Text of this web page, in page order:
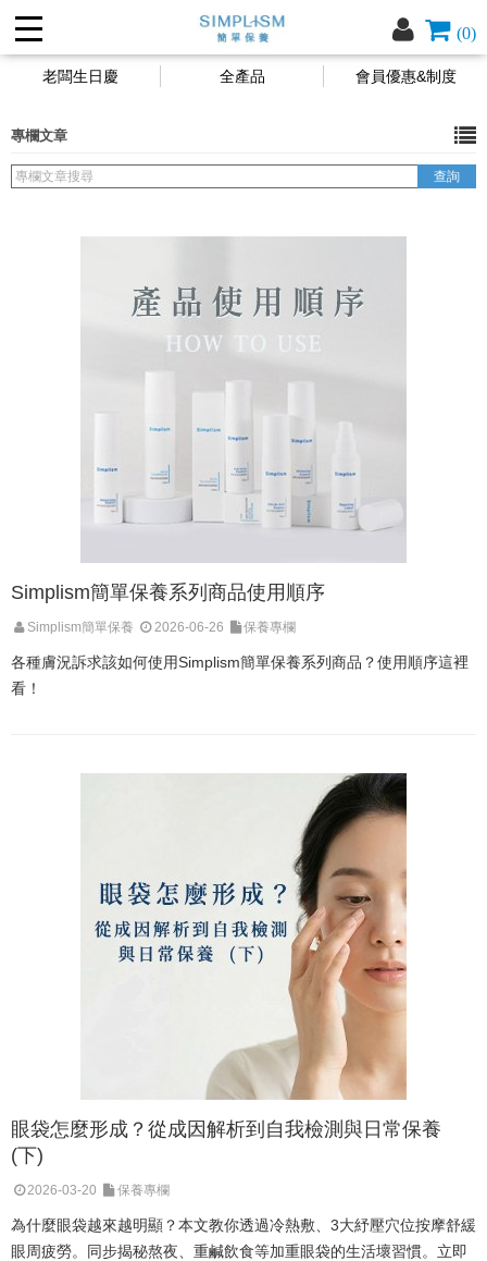
(0)
老闆生日慶 全產品 會員優惠&制度
專欄文章
Simplism簡單保養系列商品使用順序
Simplism簡單保養 2026-06-26 保養專欄
各種膚況訴求該如何使用Simplism簡單保養系列商品？使用順序這裡
看！
眼袋怎麼形成？從成因解析到自我檢測與日常保養
(下)
2026-03-20 保養專欄
為什麼眼袋越來越明顯？本文教你透過冷熱敷、3大紓壓穴位按摩舒緩
眼周疲勞。同步揭秘熬夜、重鹹飲食等加重眼袋的生活壞習慣。立即